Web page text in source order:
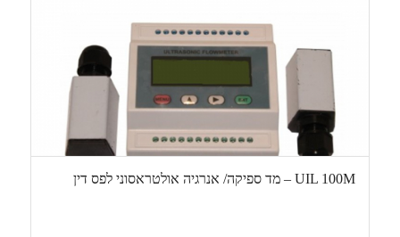
UIL 100M – מד ספיקה/ אנרגיה אולטראסוני לפס דין